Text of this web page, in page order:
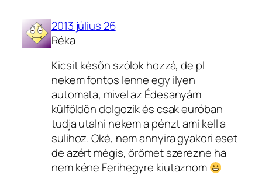
2013 július 26
Réka
Kicsit későn szólok hozzá, de pl
nekem fontos lenne egy ilyen
automata, mivel az Édesanyám
külföldön dolgozik és csak euróban
tudja utalni nekem a pénzt ami kell a
sulihoz. Oké, nem annyira gyakori eset
de azért mégis, örömet szerezne ha
nem kéne Ferihegyre kiutaznom